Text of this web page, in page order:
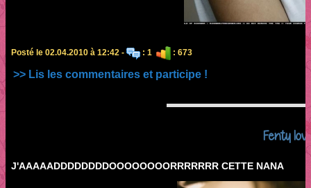
Posté le 02.04.2010 à 12:42 - : 1 : 673
>> Lis les commentaires et participe !
Fenty
J'AAAAADDDDDDDDOOOOOOOORRRRRRR CETTE NANA